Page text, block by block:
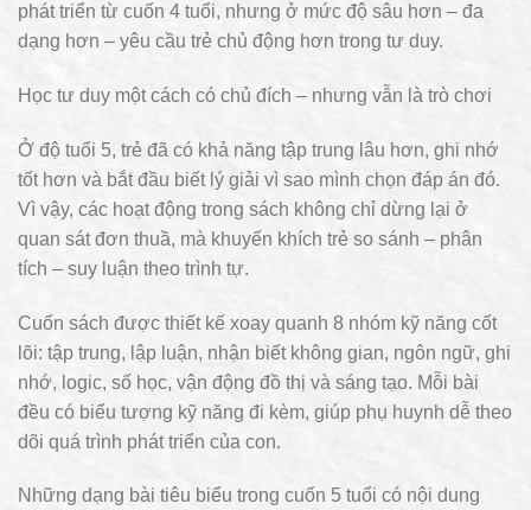
phát triển từ cuốn 4 tuổi, nhưng ở mức độ sâu hơn – đa
dạng hơn – yêu cầu trẻ chủ động hơn trong tư duy.
Học tư duy một cách có chủ đích – nhưng vẫn là trò chơi
Ở độ tuổi 5, trẻ đã có khả năng tập trung lâu hơn, ghi nhớ
tốt hơn và bắt đầu biết lý giải vì sao mình chọn đáp án đó.
Vì vậy, các hoạt động trong sách không chỉ dừng lại ở
quan sát đơn thuầ, mà khuyến khích trẻ so sánh – phân
tích – suy luận theo trình tự.
Cuốn sách được thiết kế xoay quanh 8 nhóm kỹ năng cốt
lõi: tập trung, lập luận, nhận biết không gian, ngôn ngữ, ghi
nhớ, logic, số học, vận động đồ thị và sáng tạo. Mỗi bài
đều có biểu tượng kỹ năng đi kèm, giúp phụ huynh dễ theo
dõi quá trình phát triển của con.
Những dạng bài tiêu biểu trong cuốn 5 tuổi có nội dung